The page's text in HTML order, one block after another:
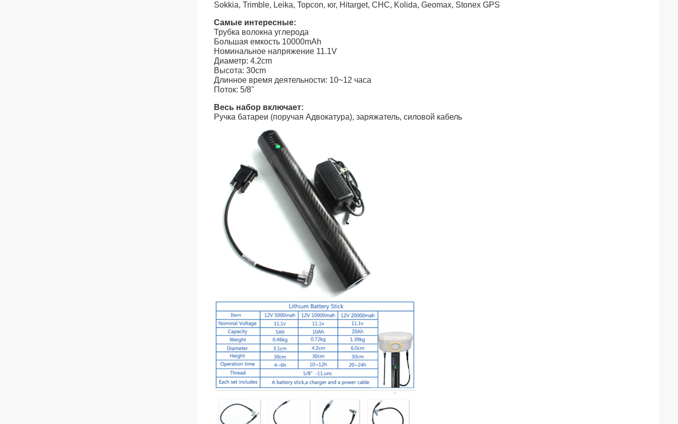
Sokkia, Trimble, Leika, Topcon, юг, Hitarget, CHC, Kolida, Geomax, Stonex GPS
Самые интересные:
Трубка волокна углерода
Большая емкость 10000mAh
Номинальное напряжение 11.1V
Диаметр: 4.2cm
Высота: 30cm
Длинное время деятельности: 10~12 часа
Поток: 5/8''
Весь набор включает:
Ручка батареи (поручая Адвокатура), заряжатель, силовой кабель